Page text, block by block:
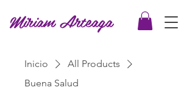
Miriam Arteaga
Inicio
All Products
Buena Salud